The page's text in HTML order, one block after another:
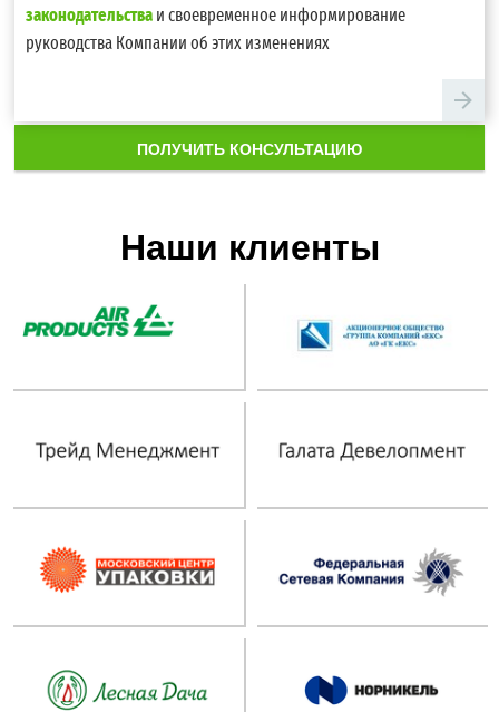
законодательства и своевременное информирование
руководства Компании об этих изменениях
ПОЛУЧИТЬ КОНСУЛЬТАЦИЮ
Наши клиенты